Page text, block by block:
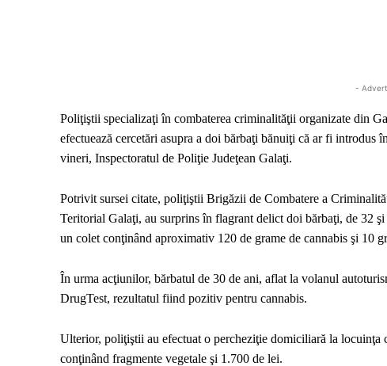
-
Poliţiştii specializaţi în combaterea criminalităţii organizate din
efectuează cercetări asupra a doi bărbaţi bănuiţi că ar fi
vineri, Inspectoratul de Poliţie Judeţean Galaţi.
Potrivit sursei citate, poliţiştii Brigăzii de Combatere a
Teritorial Galaţi, au surprins în flagrant delict doi bărbaţi, de 32
un colet conţinând aproximativ 120 de grame de cannabis şi 10
În urma acţiunilor, bărbatul de 30 de ani, aflat la volanul
DrugTest, rezultatul fiind pozitiv pentru cannabis.
Ulterior, poliţiştii au efectuat o percheziţie domiciliară la
conţinând fragmente vegetale şi 1.700 de lei.